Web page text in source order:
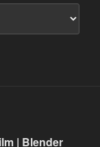
| Blender